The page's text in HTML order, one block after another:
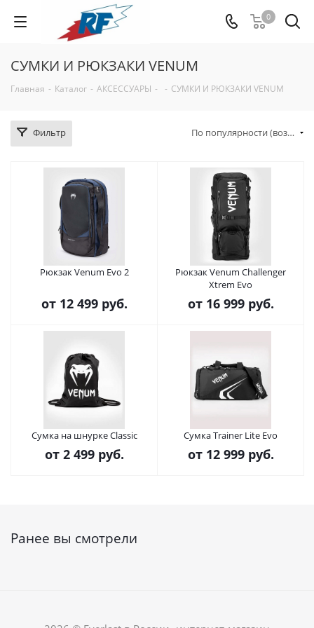
0
СУМКИ И РЮКЗАКИ VENUM
Главная - Каталог - АКСЕССУАРЫ - - СУМКИ И РЮКЗАКИ VENUM
Фильтр По популярности (возрастание)
Рюкзак Venum Evo 2
от 12 499 руб.
Рюкзак Venum Challenger
Xtrem Evo
от 16 999 руб.
Сумка на шнурке Classic
от 2 499 руб.
Сумка Trainer Lite Evo
от 12 999 руб.
Ранее вы смотрели